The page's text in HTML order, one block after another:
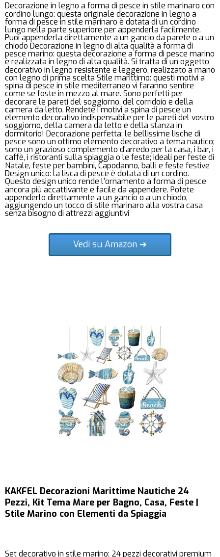
Decorazione in legno a forma di pesce in stile marinaro con
cordino lungo: questa originale decorazione in legno a
forma di pesce in stile marinaro è dotata di un cordino
lungo nella parte superiore per appenderla facilmente.
Puoi appenderla direttamente a un gancio da parete o a un
chiodo Decorazione in legno di alta qualità a forma di
pesce marino: questa decorazione a forma di pesce marino
è realizzata in legno di alta qualità. Si tratta di un oggetto
decorativo in legno resistente e leggero, realizzato a mano
con legno di prima scelta Stile marittimo: questi motivi a
spina di pesce in stile mediterraneo vi faranno sentire
come se foste in mezzo al mare. Sono perfetti per
decorare le pareti del soggiorno, del corridoio e della
camera da letto. Rendete i motivi a spina di pesce un
elemento decorativo indispensabile per le pareti del vostro
soggiorno, della camera da letto e della stanza in
dormitorio! Decorazione perfetta: le bellissime lische di
pesce sono un ottimo elemento decorativo a tema nautico;
sono un grazioso complemento d'arredo per la casa, i bar, i
caffè, i ristoranti sulla spiaggia o le feste; ideali per feste di
Natale, feste per bambini, Capodanno, balli e feste festive
Design unico: la lisca di pesce è dotata di un cordino.
Questo design unico rende l'ornamento a forma di pesce
ancora più accattivante e facile da appendere. Potete
appenderlo direttamente a un gancio o a un chiodo,
aggiungendo un tocco di stile marinaro alla vostra casa
senza bisogno di attrezzi aggiuntivi
Vedi su Amazon ➜
KAKFEL Decorazioni Marittime Nautiche 24
Pezzi, Kit Tema Mare per Bagno, Casa, Feste |
Stile Marino con Elementi da Spiaggia
Set decorativo in stile marino: 24 pezzi decorativi premium